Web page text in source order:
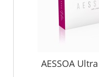
AESSOA